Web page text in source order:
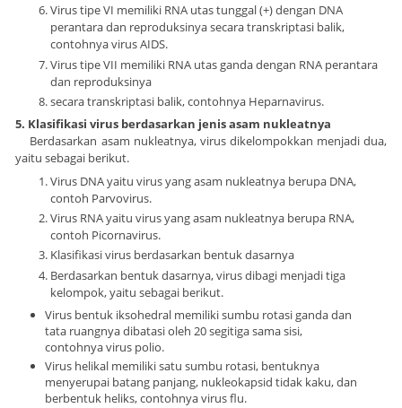
Virus tipe VI memiliki RNA utas tunggal (+) dengan DNA
perantara dan reproduksinya secara transkriptasi balik,
contohnya virus AIDS.
Virus tipe VII memiliki RNA utas ganda dengan RNA perantara
dan reproduksinya
secara transkriptasi balik, contohnya Heparnavirus.
5. Klasifikasi virus berdasarkan jenis asam nukleatnya
Berdasarkan asam nukleatnya, virus dikelompokkan menjadi dua,
yaitu sebagai berikut.
Virus DNA yaitu virus yang asam nukleatnya berupa DNA,
contoh Parvovirus.
Virus RNA yaitu virus yang asam nukleatnya berupa RNA,
contoh Picornavirus.
Klasifikasi virus berdasarkan bentuk dasarnya
Berdasarkan bentuk dasarnya, virus dibagi menjadi tiga
kelompok, yaitu sebagai berikut.
Virus bentuk iksohedral memiliki sumbu rotasi ganda dan
tata ruangnya dibatasi oleh 20 segitiga sama sisi,
contohnya virus polio.
Virus helikal memiliki satu sumbu rotasi, bentuknya
menyerupai batang panjang, nukleokapsid tidak kaku, dan
berbentuk heliks, contohnya virus flu.